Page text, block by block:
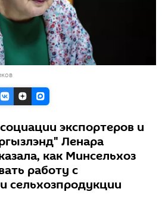
экспортеров и
Ленара
как Минсельхоз
работу с
сельхозпродукции